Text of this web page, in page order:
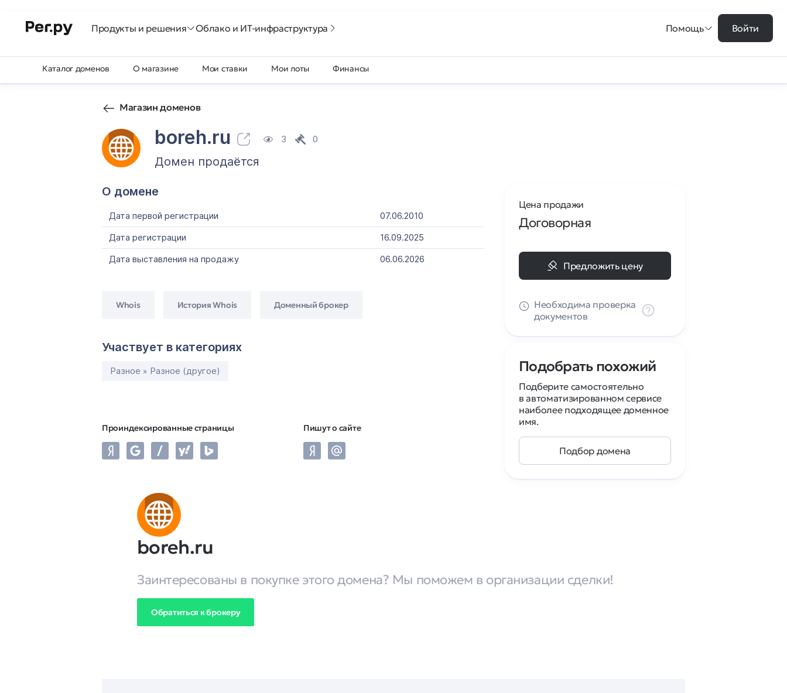
Продукты и решения Облако и ИТ-инфраструктура Помощь Войти
Каталог доменов О магазине Мои ставки Мои лоты Финансы
Магазин доменов
boreh.ru 3 0
Домен продаётся
О домене
Дата первой регистрации
07.06.2010
Дата регистрации
16.09.2025
Дата выставления на продажу
06.06.2026
Whois История Whois Доменный брокер
Участвует в категориях
Разное » Разное (другое)
Проиндексированные страницы Пишут о сайте
Цена продажи
Договорная
Предложить цену
Необходима проверка
документов
Подобрать похожий
Подберите самостоятельно
в автоматизированном сервисе
наиболее подходящее доменное
имя.
Подбор домена
boreh.ru
Заинтересованы в покупке этого домена? Мы поможем в организации сделки!
Обратиться к брокеру